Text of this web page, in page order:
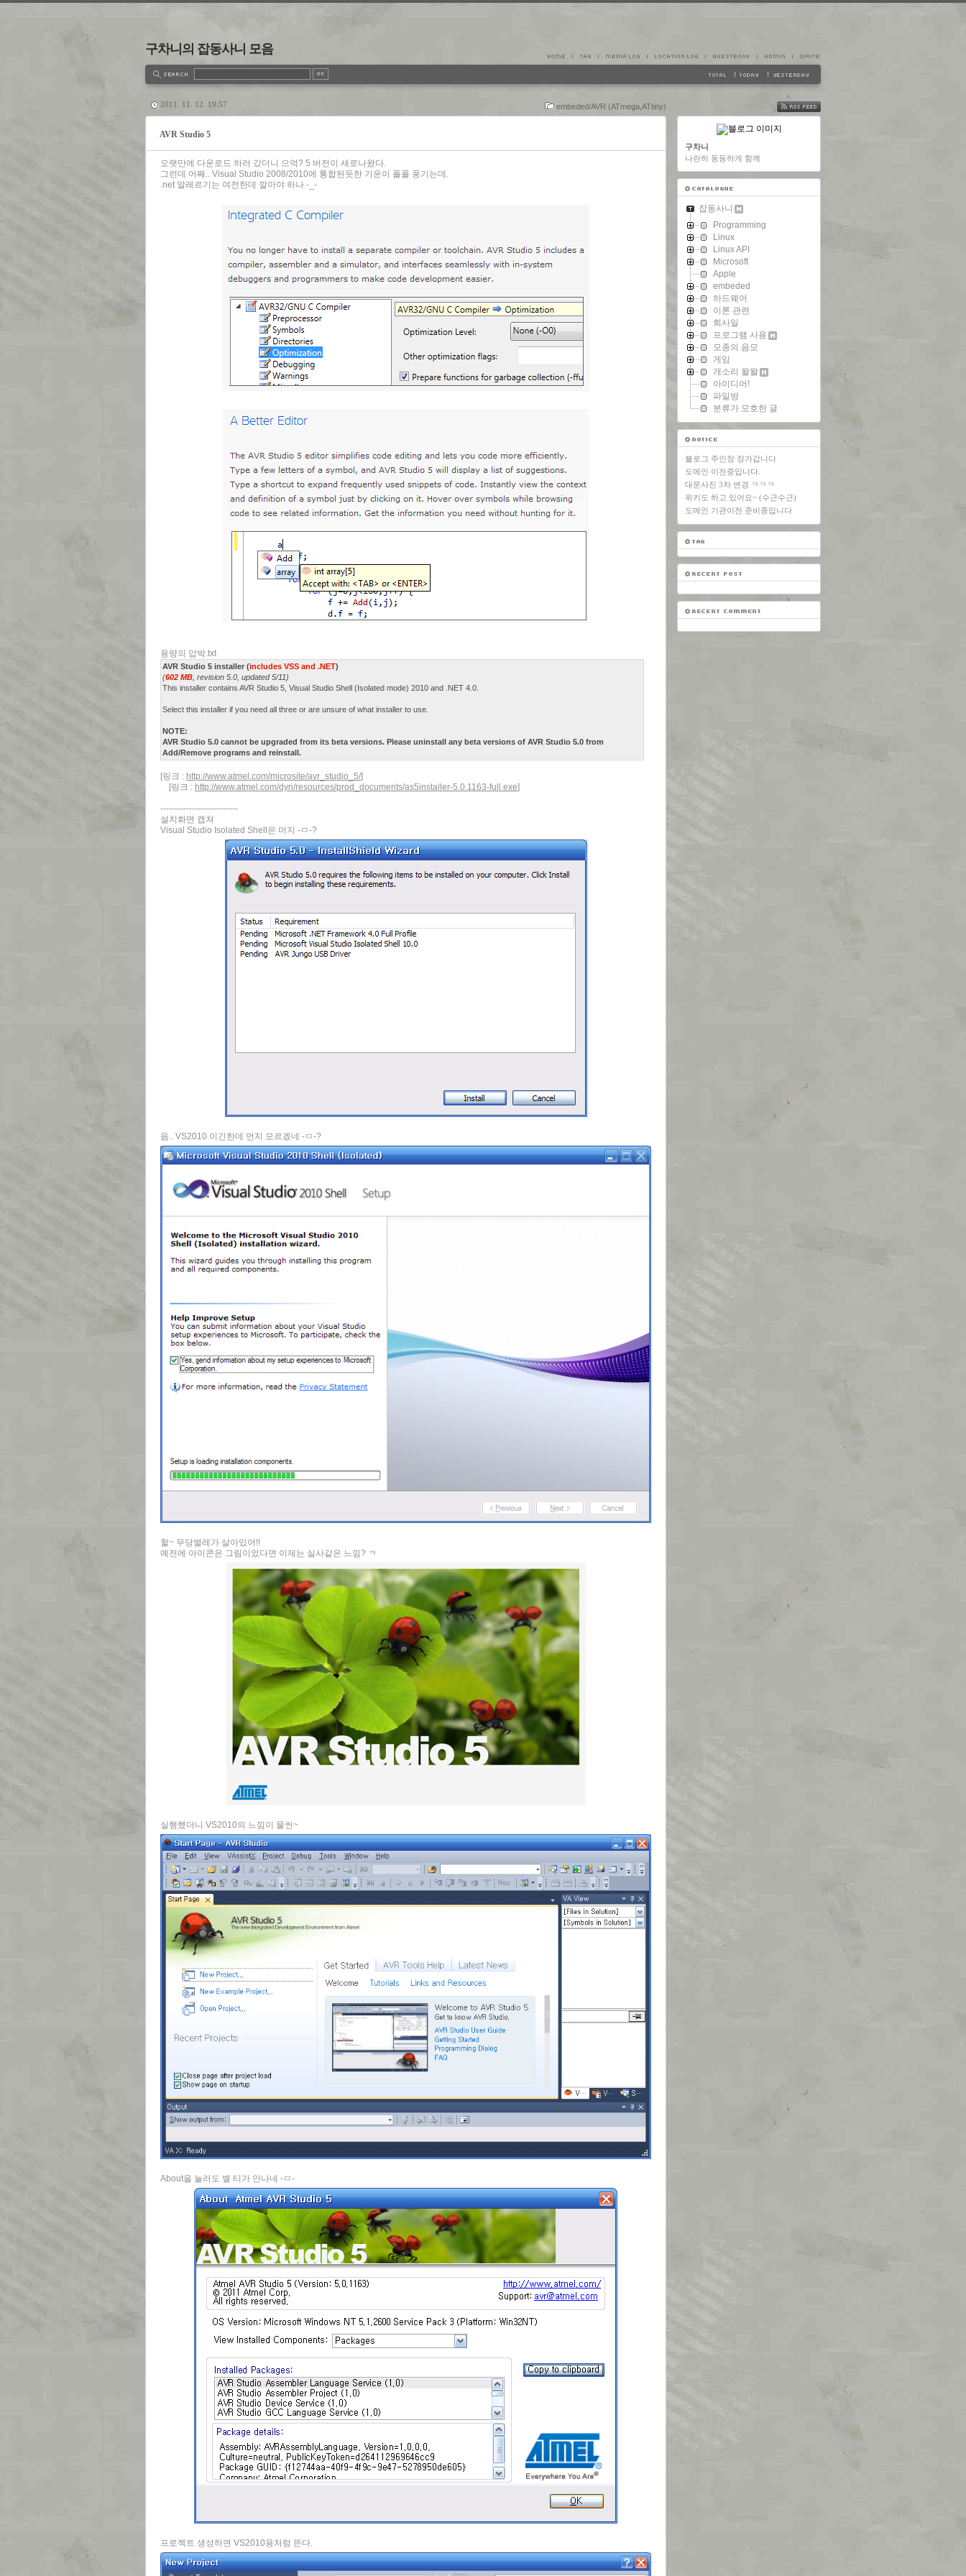
구차니의 잡동사니 모음
embeded/AVR (ATmega,ATtiny)
2011. 11. 12. 19:57
AVR Studio 5
오랫만에 다운로드 하러 갔더니 으억? 5 버전이 새로나왔다.
그런데 어째.. Visual Studio 2008/2010에 통합된듯한 기운이 폴폴 풍기는데.
.net 알레르기는 여전한데 깔아야 하나 -_-
용량의 압박.txt
AVR Studio 5 installer (includes VSS and .NET)
(602 MB , revision 5.0, updated 5/11)
This installer contains AVR Studio 5, Visual Studio Shell (Isolated mode) 2010 and .NET 4.0.
Select this installer if you need all three or are unsure of what installer to use.
NOTE:
AVR Studio 5.0 cannot be upgraded from its beta versions. Please uninstall any beta versions of AVR Studio 5.0 from
Add/Remove programs and reinstall.
[링크 : http://www.atmel.com/microsite/avr_studio_5/]
[링크 : http://www.atmel.com/dyn/resources/prod_documents/as5installer-5.0.1163-full.exe]
---------------------------
설치화면 캡쳐
Visual Studio Isolated Shell은 머지 -ㅁ-?
음.. VS2010 이긴한데 먼지 모르겠네 -ㅁ-?
헐~ 무당벌레가 살아있어!!
예전에 아이콘은 그림이었다면 이제는 실사같은 느낌? ㅋ
실행했더니 VS2010의 느낌이 물씬~
About을 눌러도 별 티가 안나네 -ㅁ-
프로젝트 생성하면 VS2010용처럼 뜬다.
FEED
구차니
나란히 동등하게 함께
잡동사니
Programming
Linux
Linux API
Microsoft
Apple
embeded
하드웨어
이론 관련
회사일
프로그램 사용
모종의 음모
게임
개소리 왈왈
아이디어!
파일방
분류가 모호한 글
블로그 주인장 장가갑니다
도메인 이전중입니다.
대문사진 3차 변경 ㅋㅋㅋ
위키도 하고 있어요~ (수근수근)
도메인 기관이전 준비중입니다